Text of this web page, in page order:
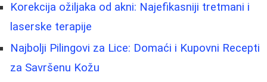
Korekcija ožiljaka od akni: Najefikasniji tretmani i
laserske terapije
Najbolji Pilingovi za Lice: Domaći i Kupovni Recepti
za Savršenu Kožu